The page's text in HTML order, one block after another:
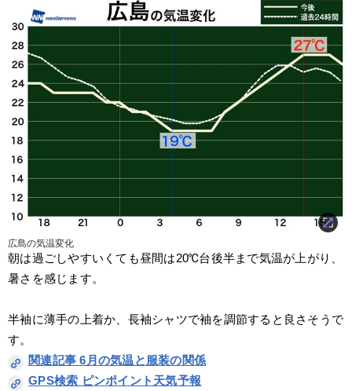
広島の気温変化
朝は過ごしやすいくても昼間は20℃台後半まで気温が上がり、
暑さを感じます。
半袖に薄手の上着か、長袖シャツで袖を調節すると良さそうで
す。
関連記事 6月の気温と服装の関係
GPS検索 ピンポイント天気予報